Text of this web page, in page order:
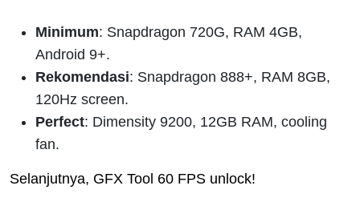
Minimum: Snapdragon 720G, RAM 4GB,
Android 9+.
Rekomendasi: Snapdragon 888+, RAM 8GB,
120Hz screen.
Perfect: Dimensity 9200, 12GB RAM, cooling
fan.
Selanjutnya, GFX Tool 60 FPS unlock!